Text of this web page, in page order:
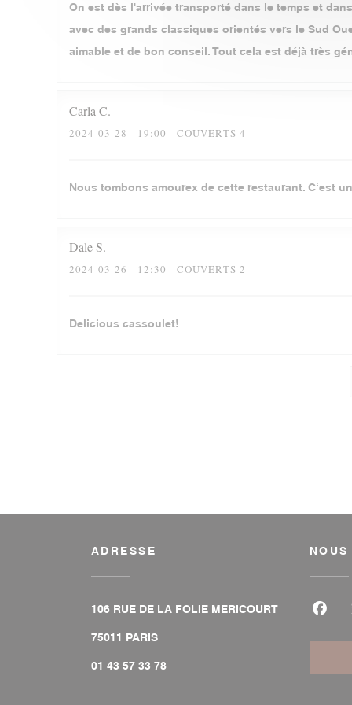
On est dès l'arrivée transporté dans le temps et
avec des grands classiques orientés vers le Sud
aimable et de bon conseil. Tout cela est déjà très
Carla C
2024-03-28 - 19:00 - COUVERTS 4
Nous tombons amourex de cette restaurant. C‘est
Dale S
2024-03-26 - 12:30 - COUVERTS 2
Delicious cassoulet!
ADRESSE
106 RUE DE LA FOLIE MERICOURT
75011 PARIS((ouvre une nouvelle fenêtre))
01 43 57 33 78